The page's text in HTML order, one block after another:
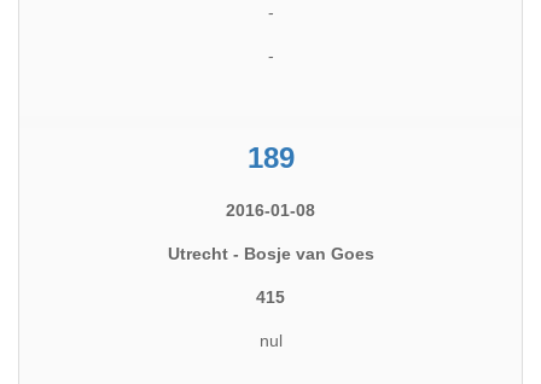
-
-
189
2016-01-08
Utrecht - Bosje van Goes
415
nul